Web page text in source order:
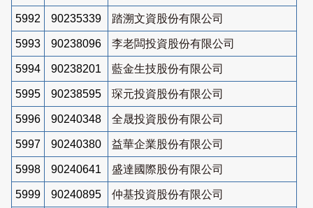
5992 90235339 踏溯文資股份有限公司
5993 90238096 李老闆投資股份有限公司
5994 90238201 藍金生技股份有限公司
5995 90238595 琛元投資股份有限公司
5996 90240348 全晟投資股份有限公司
5997 90240380 益華企業股份有限公司
5998 90240641 盛達國際股份有限公司
5999 90240895 仲基投資股份有限公司